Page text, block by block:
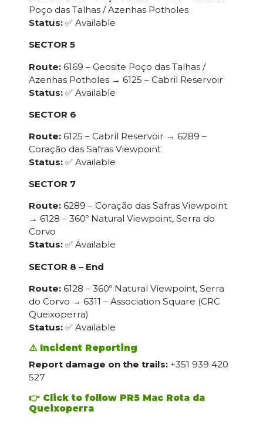
Poço das Talhas / Azenhas Potholes
Status:✅ Available
SECTOR 5
Route:6169 – Geosite Poço das Talhas /
Azenhas Potholes → 6125 – Cabril Reservoir
Status:✅ Available
SECTOR 6
Route:6125 – Cabril Reservoir → 6289 –
Coração das Safras Viewpoint
Status:✅ Available
SECTOR 7
Route:6289 – Coração das Safras Viewpoint
→ 6128 – 360º Natural Viewpoint, Serra do
Corvo
Status:✅ Available
SECTOR 8 – End
Route:6128 – 360º Natural Viewpoint, Serra
do Corvo → 6311 – Association Square (CRC
Queixoperra)
Status:✅ Available
⚠️ Incident Reporting
Report damage on the trails:+351 939 420
527
👉 Click to follow PR5 Mac Rota da
Queixoperra